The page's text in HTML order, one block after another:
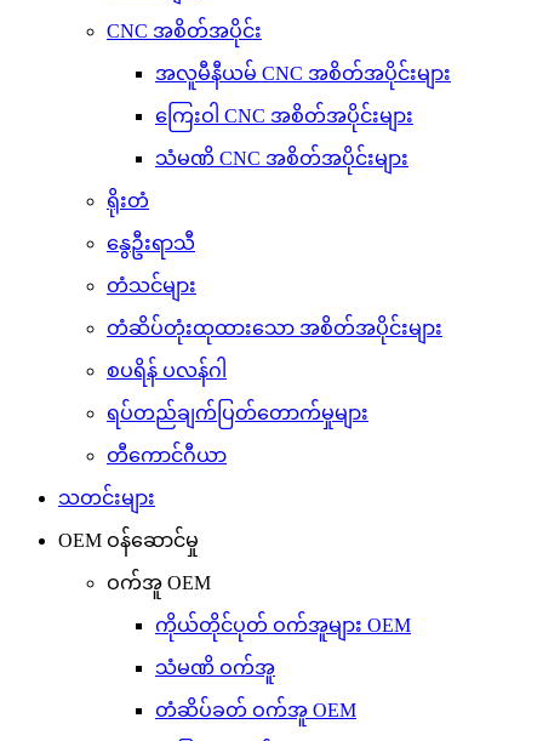
CNC အစိတ်အပိုင်း
အလူမီနီယမ် CNC အစိတ်အပိုင်းများ
ကြေးဝါ CNC အစိတ်အပိုင်းများ
သံမဏိ CNC အစိတ်အပိုင်းများ
ရိုးတံ
နွေဦးရာသီ
တံသင်များ
တံဆိပ်တုံးထုထားသော အစိတ်အပိုင်းများ
စပရိန် ပလန်ဂါ
ရပ်တည်ချက်ပြတ်တောက်မှုများ
တီကောင်ဂီယာ
သတင်းများ
OEM ဝန်ဆောင်မှု
ဝက်အူ OEM
ကိုယ်တိုင်ပုတ် ဝက်အူများ OEM
သံမဏိ ဝက်အူ
တံဆိပ်ခတ် ဝက်အူ OEM